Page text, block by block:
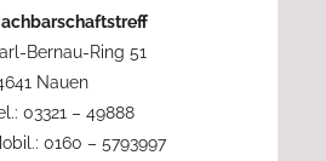
Bernau-Ring 51
Nauen
03321 – 49888
0160 – 5793997